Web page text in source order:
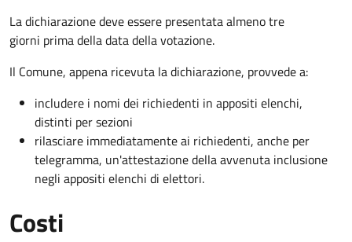
La dichiarazione deve essere presentata almeno tre
giorni prima della data della votazione.
Il Comune, appena ricevuta la dichiarazione, provvede a:
includere i nomi dei richiedenti in appositi elenchi,
distinti per sezioni
rilasciare immediatamente ai richiedenti, anche per
telegramma, un'attestazione della avvenuta inclusione
negli appositi elenchi di elettori.
Costi